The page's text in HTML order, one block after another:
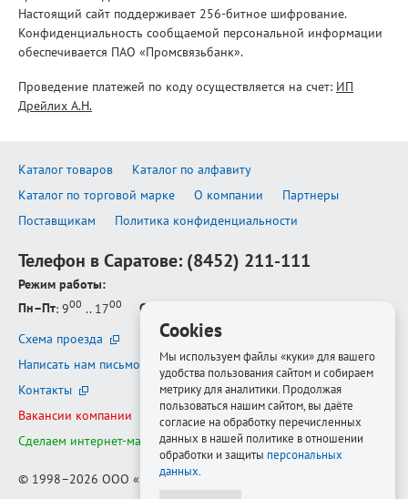
Настоящий сайт поддерживает 256-битное шифрование.
Конфиденциальность сообщаемой персональной информации
обеспечивается ПАО «Промсвязьбанк».
Проведение платежей по коду осуществляется на счет: ИП
Дрейлих А.Н.
Каталог товаров
Каталог по алфавиту
Каталог по торговой марке
О компании
Партнеры
Поставщикам
Политика конфиденциальности
Телефон в Саратове: (8452) 211-111
Режим работы:
Пн–Пт: 900 .. 1700 Сб–Вс
Схема проезда
Написать нам письмо
Контакты
Вакансии компании
Сделаем интернет-магазин ещё лучше
© 1998–2026 ООО «Белфорт-РМ»
Cookies
Мы используем файлы «куки» для вашего
удобства пользования сайтом и собираем
метрику для аналитики. Продолжая
пользоваться нашим сайтом, вы даёте
согласие на обработку перечисленных
данных в нашей политике в отношении
обработки и защиты персональных
данных